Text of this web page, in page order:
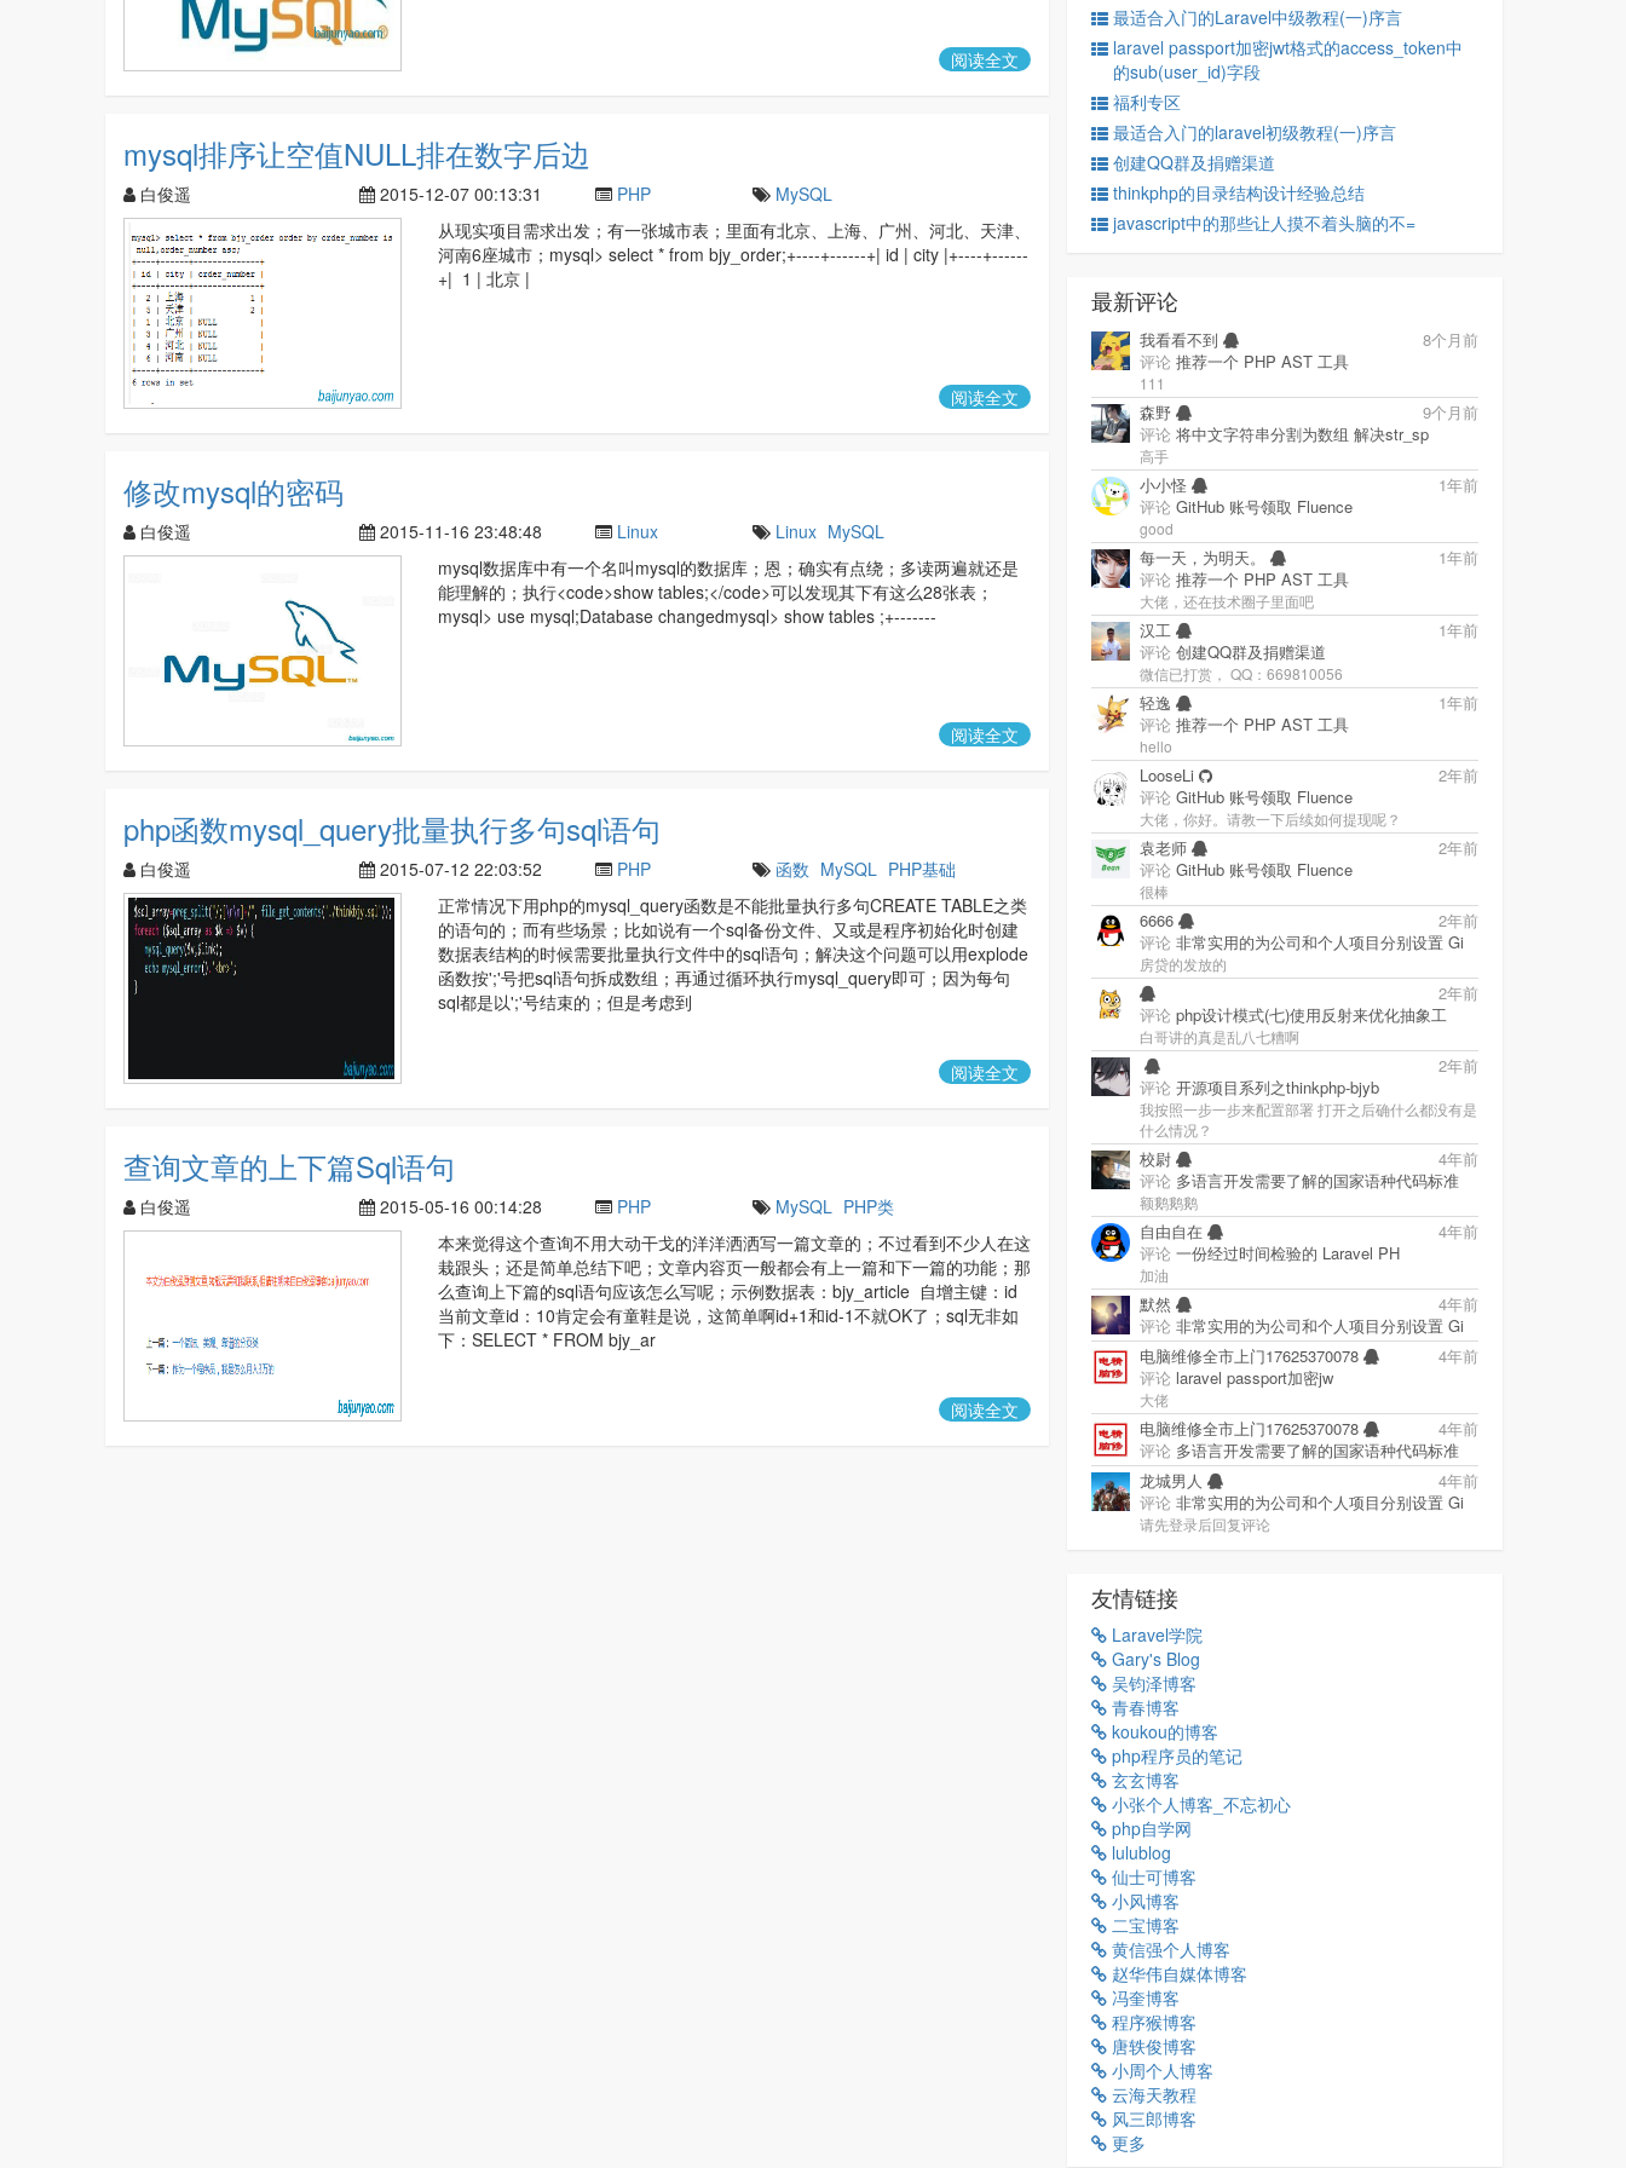
阅读全文
mysql排序让空值NULL排在数字后边
白俊遥 2015-12-07 00:13:31 PHP
MySQL
从现实项目需求出发；有一张城市表；里面有北京、上海、广州、河北、天津、
河南6座城市；mysql> select * from bjy_order;+----+------+| id | city |+----+------
+| 1 | 北京 |
阅读全文
修改mysql的密码
白俊遥 2015-11-16 23:48:48 Linux Linux MySQL
mysql数据库中有一个名叫mysql的数据库；恩；确实有点绕；多读两遍就还是
能理解的；执行<code>show tables;</code>可以发现其下有这么28张表；
mysql> use mysql;Database changedmysql> show tables ;+-------
阅读全文
php函数mysql_query批量执行多句sql语句
白俊遥 2015-07-12 22:03:52 PHP 函数 MySQL PHP基础
正常情况下用php的mysql_query函数是不能批量执行多句CREATE TABLE之类
的语句的；而有些场景；比如说有一个sql备份文件、又或是程序初始化时创建
数据表结构的时候需要批量执行文件中的sql语句；解决这个问题可以用explode
函数按';'号把sql语句拆成数组；再通过循环执行mysql_query即可；因为每句
sql都是以';'号结束的；但是考虑到
阅读全文
查询文章的上下篇Sql语句
白俊遥 2015-05-16 00:14:28 PHP MySQL PHP类
本来觉得这个查询不用大动干戈的洋洋洒洒写一篇文章的；不过看到不少人在这
栽跟头；还是简单总结下吧；文章内容页一般都会有上一篇和下一篇的功能；那
么查询上下篇的sql语句应该怎么写呢；示例数据表：bjy_article 自增主键：id
当前文章id：10肯定会有童鞋是说，这简单啊id+1和id-1不就OK了；sql无非如
下：SELECT * FROM bjy_ar
阅读全文
最适合入门的Laravel中级教程(一)序言
laravel passport加密jwt格式的access_token中
的sub(user_id)字段
福利专区
最适合入门的laravel初级教程(一)序言
创建QQ群及捐赠渠道
thinkphp的目录结构设计经验总结
javascript中的那些让人摸不着头脑的不=
最新评论
我看看不到
8个月前
评论 推荐一个 PHP AST 工具
111
森野
9个月前
评论 将中文字符串分割为数组 解决str_sp
高手
小小怪
1年前
评论 GitHub 账号领取 Fluence
good
每一天，为明天。
1年前
评论 推荐一个 PHP AST 工具
大佬，还在技术圈子里面吧
汉工
1年前
评论 创建QQ群及捐赠渠道
微信已打赏， QQ：669810056
轻逸
1年前
评论 推荐一个 PHP AST 工具
hello
LooseLi
2年前
评论 GitHub 账号领取 Fluence
大佬，你好。请教一下后续如何提现呢？
袁老师
2年前
评论 GitHub 账号领取 Fluence
很棒
6666
2年前
评论 非常实用的为公司和个人项目分别设置 Gi
房贷的发放的
2年前
评论 php设计模式(七)使用反射来优化抽象工
白哥讲的真是乱八七糟啊
2年前
评论 开源项目系列之thinkphp-bjyb
我按照一步一步来配置部署 打开之后确什么都没有是
什么情况？
校尉
4年前
评论 多语言开发需要了解的国家语种代码标准
额鹅鹅鹅
自由自在
4年前
评论 一份经过时间检验的 Laravel PH
加油
默然
4年前
评论 非常实用的为公司和个人项目分别设置 Gi
电脑维修全市上门17625370078
4年前
评论 laravel passport加密jw
大佬
电脑维修全市上门17625370078
4年前
评论 多语言开发需要了解的国家语种代码标准
龙城男人
4年前
评论 非常实用的为公司和个人项目分别设置 Gi
请先登录后回复评论
友情链接
Laravel学院
Gary's Blog
吴钧泽博客
青春博客
koukou的博客
php程序员的笔记
玄玄博客
小张个人博客_不忘初心
php自学网
lulublog
仙士可博客
小风博客
二宝博客
黄信强个人博客
赵华伟自媒体博客
冯奎博客
程序猴博客
唐轶俊博客
小周个人博客
云海天教程
风三郎博客
更多